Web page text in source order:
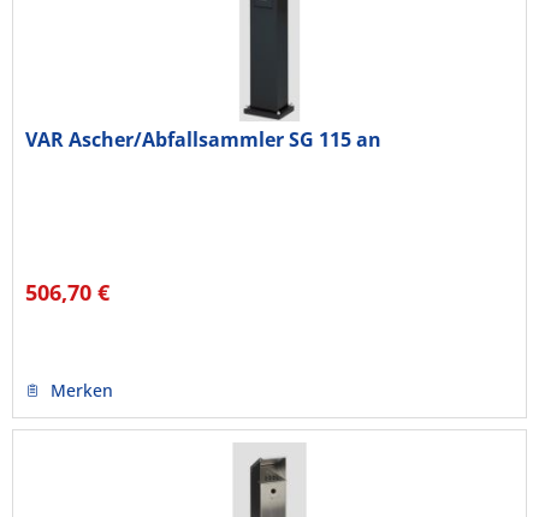
VAR Ascher/Abfallsammler SG 115 an
506,70 €
Merken